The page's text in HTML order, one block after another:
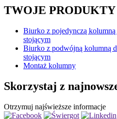
TWOJE PRODUKTY
Biurko z pojedynczą
stojącym
Biurko z podwójną kolumną
stojącym
Montaż kolumny
Skorzystaj z
Otrzymuj najświeższe informacje